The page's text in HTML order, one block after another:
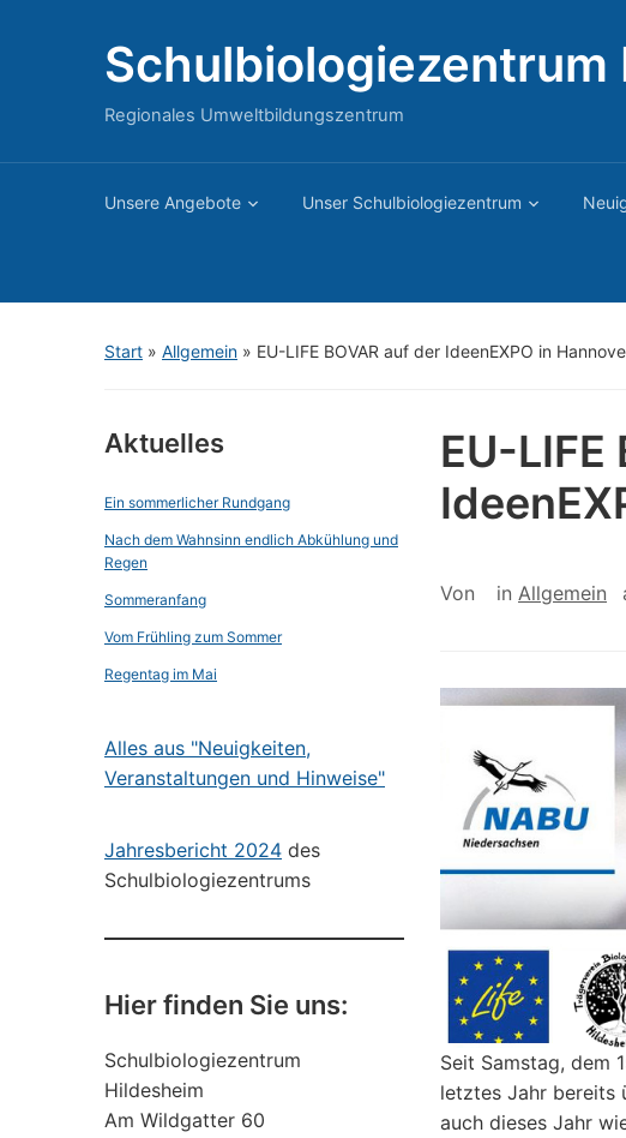
Schulbiologiezentrum
Regionales Umweltbildungszentrum
Unsere Angebote Unser Schulbiologiezentrum
Start » Allgemein » EU-LIFE BOVAR auf der IdeenEXPO in
Aktuelles
Ein sommerlicher Rundgang
Nach dem Wahnsinn endlich Abkühlung und
Regen
Sommeranfang
Vom Frühling zum Sommer
Regentag im Mai
Alles aus "Neuigkeiten,
Veranstaltungen und Hinweise"
Jahresbericht 2024 des
Schulbiologiezentrums
Hier finden Sie uns:
Schulbiologiezentrum
Hildesheim
Am Wildgatter 60
EU-LIFE
Von in Allgemein
Seit Samstag, dem
letztes Jahr bereits
auch dieses Jahr